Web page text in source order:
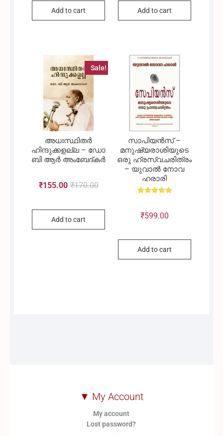
Add to cart Add to cart
Sale!
അധഃസ്ഥിതർ
ഹിന്ദുക്കളല്ല – ഡോ
ബി ആർ അംബേദ്കർ
₹170.00Original
₹155.00 Current
Add to cart
സാപിയൻസ് –
മനുഷ്യരാശിയുടെ
ഒരു ഹ്രസ്വചരിത്രം
– യുവാൽ നോവ
ഹരാരി
out of 5
₹599.00
Add to cart
▼ My Account
My account
Lost password?